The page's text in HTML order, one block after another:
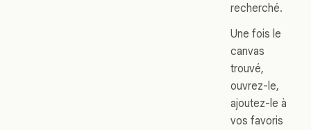
recherché.
Une fois le
canvas
trouvé,
ouvrez-le,
ajoutez-le à
vos favoris